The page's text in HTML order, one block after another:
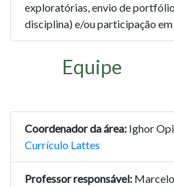
exploratórias, envio de
disciplina) e/ou participação
Equipe
Coordenador da área: Ighor
Currículo Lattes
Professor responsável: